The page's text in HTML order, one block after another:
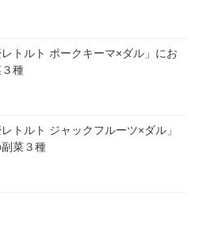
レトルト ポークキーマ×ダル」にお
種
レトルト ジャックフルーツ×ダル」
菜３種